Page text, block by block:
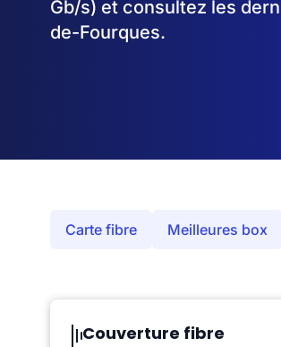
Gb/s) et consultez les
de-Fourques.
Carte fibre Meilleures box
Couverture fibre